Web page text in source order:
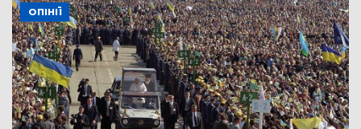
ОПІНІЇ